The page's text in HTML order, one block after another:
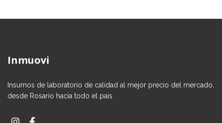
Inmuovi
Insumos de laboratorio de calidad al mejor precio del mercado,
desde Rosario hacia todo el país